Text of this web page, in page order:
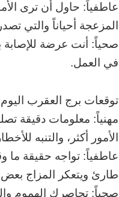
عاطفياً: حاول أن ترى
المزعجة أحياناً والتي
صحياً: أنت عرضة للإصابة
في العمل.
توقعات برج العقرب اليوم الجمعة
مهنياً: معلومات دقيقة
الأمور أكثر، والتنبه
عاطفياً: تواجه حقيقة ما
طارئ ويتعكر المزاج
صحياً: تحاصرك الهموم